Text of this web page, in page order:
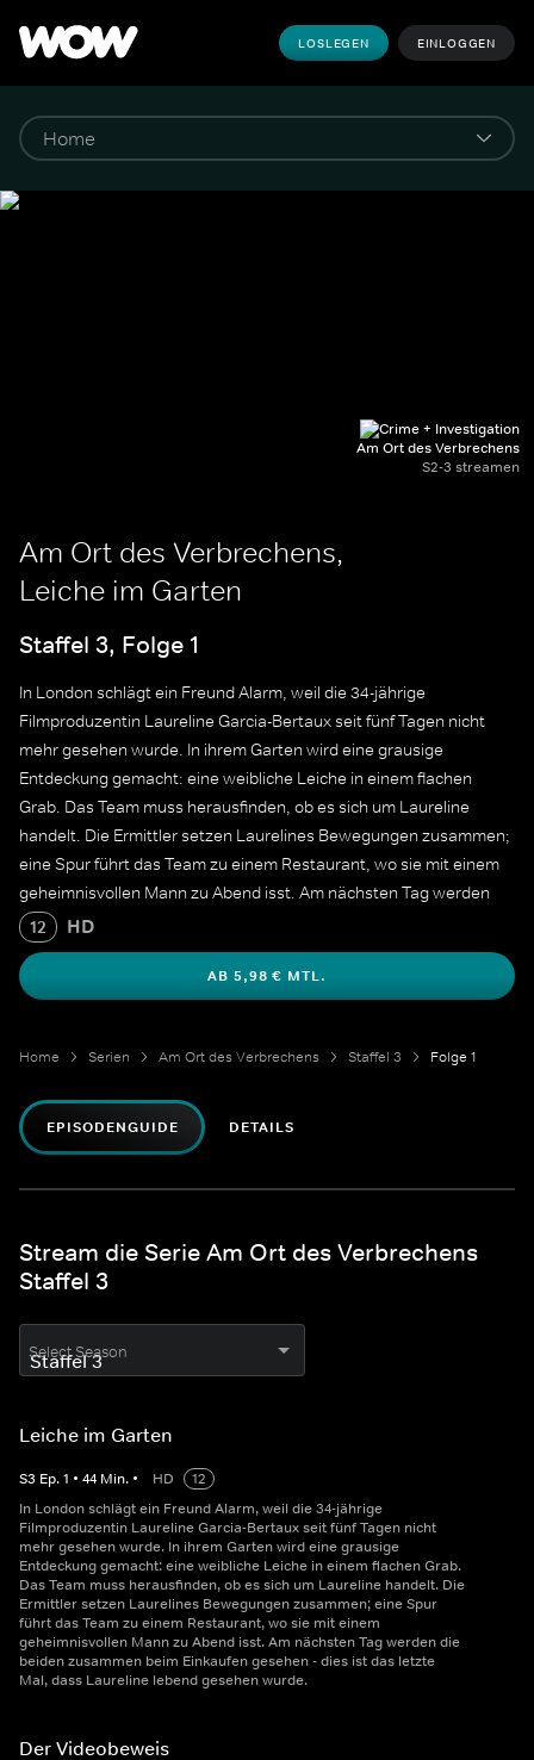
LOSLEGEN EINLOGGEN
Am Ort des Verbrechens
S2-3 streamen
Am Ort des Verbrechens,
Leiche im Garten
Staffel 3, Folge 1
In London schlägt ein Freund Alarm, weil die 34-jährige
Filmproduzentin Laureline Garcia-Bertaux seit fünf Tagen nicht
mehr gesehen wurde. In ihrem Garten wird eine grausige
Entdeckung gemacht: eine weibliche Leiche in einem flachen
Grab. Das Team muss herausfinden, ob es sich um Laureline
handelt. Die Ermittler setzen Laurelines Bewegungen zusammen;
eine Spur führt das Team zu einem Restaurant, wo sie mit einem
geheimnisvollen Mann zu Abend isst. Am nächsten Tag werden
die beiden zusammen beim Einkaufen gesehen - dies ist das letzte
Mal, dass Laureline lebend gesehen wurde.
12 HD
AB 5,98 € MTL.
Home Serien Am Ort des Verbrechens Staffel 3 Folge 1
EPISODENGUIDE DETAILS
Stream die Serie Am Ort des Verbrechens
Staffel 3
Select Season
Leiche im Garten
S3 Ep.1 • 44 Min. • HD
12
In London schlägt ein Freund Alarm, weil die 34-jährige
Filmproduzentin Laureline Garcia-Bertaux seit fünf Tagen nicht
mehr gesehen wurde. In ihrem Garten wird eine grausige
Entdeckung gemacht: eine weibliche Leiche in einem flachen Grab.
Das Team muss herausfinden, ob es sich um Laureline handelt. Die
Ermittler setzen Laurelines Bewegungen zusammen; eine Spur
führt das Team zu einem Restaurant, wo sie mit einem
geheimnisvollen Mann zu Abend isst. Am nächsten Tag werden die
beiden zusammen beim Einkaufen gesehen - dies ist das letzte
Mal, dass Laureline lebend gesehen wurde.
Der Videobeweis